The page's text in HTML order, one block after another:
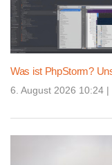
Was ist PhpStorm?
6. August 2026 10:24 |